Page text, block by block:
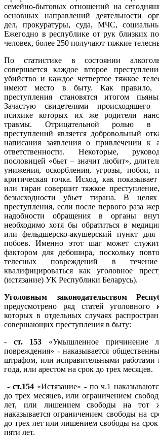
семейно-бытовых отношений на
основных направлений деятельности
дел, прокуратуры, суда, МЧС,
Ежегодно в республике от рук близких
человек, более 250 получают тяжкие
По статистике в состоянии
совершается каждое второе
убийство и каждое четвертое тяжкое
имеют место в быту. Как правило,
преступления становятся итогом
Зачастую свидетелями происходящего
психике которых их же родители
травмы. Отрицательной ролью в
преступлений является добровольный
написания заявления о привлечении к
ответственности. Некоторые,
пословицей «бьет – значит любит»,
унижения, оскорбления, угрозы, побои,
критическая точка. Исход, как
или тиран совершит тяжкое
безысходности убьет тирана. В целях
преступления, если после первого раза
надобности обращения в органы
необходимо хотя бы обратиться в
или фельдшерско-акушерский пункт для
побоев. Именно этот шаг может
фактором для дебошира, поскольку
телесных повреждений в
квалифицироваться как уголовное
(истязание) УК Республики Беларусь).
Уголовным законодательством
предусмотрено ряд статей уголовного
которых в отдельных случаях
совершающих преступления в быту:
- ст. 153 «Умышленное причинение
повреждения» - наказывается
штрафом, или исправительными работами
года, или арестом на срок до трех месяцев.
- ст.154«Истязание» - по ч.1
до трех месяцев, или ограничением
лет, или лишением свободы на тот
наказывается ограничением свободы на
до трех лет или лишением свободы на
пяти лет.